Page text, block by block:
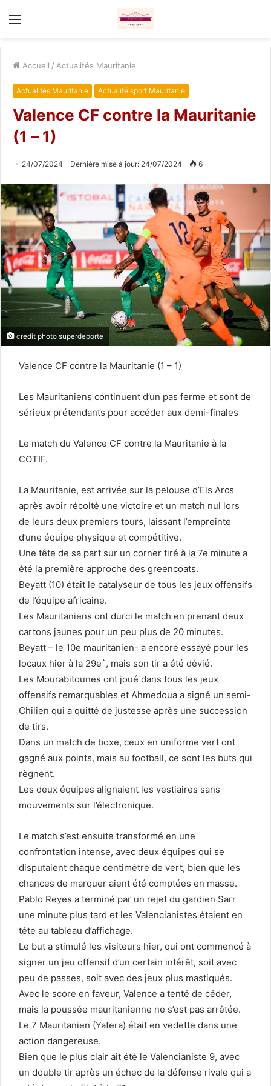
Menu
Accueil / Actualités Mauritanie
Actualités Mauritanie Actualité sport Mauritanie
Valence CF contre la Mauritanie
(1 – 1)
24/07/2024 Dernière mise à jour: 24/07/2024 6
credit photo superdeporte
Valence CF contre la Mauritanie (1 – 1)
Les Mauritaniens continuent d’un pas ferme et sont de
sérieux prétendants pour accéder aux demi-finales
Le match du Valence CF contre la Mauritanie à la
COTIF.
La Mauritanie, est arrivée sur la pelouse d’Els Arcs
après avoir récolté une victoire et un match nul lors
de leurs deux premiers tours, laissant l’empreinte
d’une équipe physique et compétitive.
Une tête de sa part sur un corner tiré à la 7e minute a
été la première approche des greencoats.
Beyatt (10) était le catalyseur de tous les jeux offensifs
de l’équipe africaine.
Les Mauritaniens ont durci le match en prenant deux
cartons jaunes pour un peu plus de 20 minutes.
Beyatt – le 10e mauritanien- a encore essayé pour les
locaux hier à la 29e`, mais son tir a été dévié.
Les Mourabitounes ont joué dans tous les jeux
offensifs remarquables et Ahmedoua a signé un semi-
Chilien qui a quitté de justesse après une succession
de tirs.
Dans un match de boxe, ceux en uniforme vert ont
gagné aux points, mais au football, ce sont les buts qui
règnent.
Les deux équipes alignaient les vestiaires sans
mouvements sur l’électronique.
Le match s’est ensuite transformé en une
confrontation intense, avec deux équipes qui se
disputaient chaque centimètre de vert, bien que les
chances de marquer aient été comptées en masse.
Pablo Reyes a terminé par un rejet du gardien Sarr
une minute plus tard et les Valencianistes étaient en
tête au tableau d’affichage.
Le but a stimulé les visiteurs hier, qui ont commencé à
signer un jeu offensif d’un certain intérêt, soit avec
peu de passes, soit avec des jeux plus mastiqués.
Avec le score en faveur, Valence a tenté de céder,
mais la poussée mauritanienne ne s’est pas arrêtée.
Le 7 Mauritanien (Yatera) était en vedette dans une
action dangereuse.
Bien que le plus clair ait été le Valencianiste 9, avec
un double tir après un échec de la défense rivale qui a